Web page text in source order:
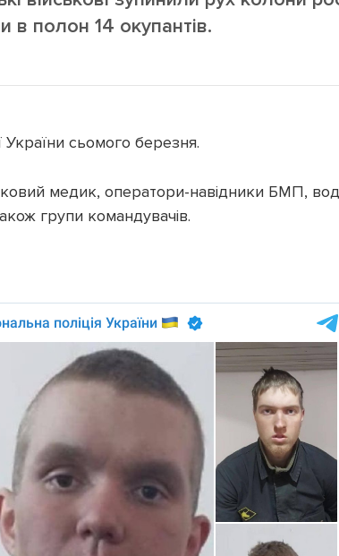
в полон 14 окупантів.
України сьомого березня.
медик, оператори-навідники БМП,
групи командувачів.